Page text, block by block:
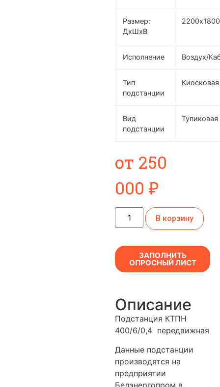
Размер:
ДхШхВ
Исполнение Воздух/
Тип
подстанции
Киосковая
Вид
подстанции
Тупиковая
от 250
000 ₽
В корзину
ЗАПОЛНИТЬ
ОПРОСНЫЙ ЛИСТ
Описание
Подстанция КТПН
400/6/0,4 передвижная
Данные подстанции
производятся на
предприятии
Белэнергопром в